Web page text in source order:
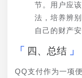
节。用户应
法，培养辨
自己的财产安
四、总结
QQ支付作为一项